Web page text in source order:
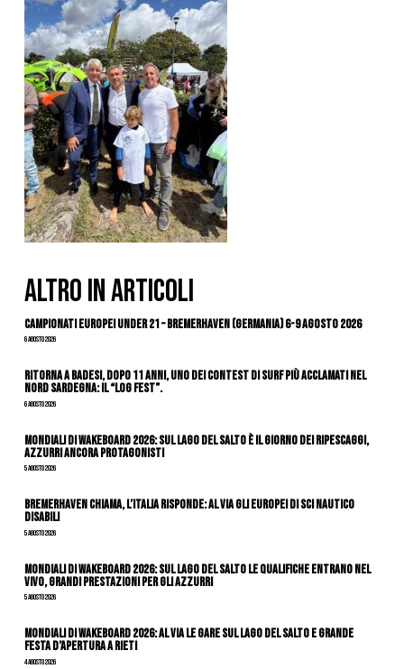
ALTRO IN ARTICOLI
Campionati Europei Under 21 – Bremerhaven (Germania) 6-9 agosto 2026
6 Agosto 2026
Ritorna a Badesi, dopo 11 anni, uno dei contest di surf più acclamati nel
nord Sardegna: il “Log Fest”.
6 Agosto 2026
Mondiali di Wakeboard 2026: sul Lago del Salto è il giorno dei ripescaggi,
azzurri ancora protagonisti
5 Agosto 2026
Bremerhaven chiama, l’Italia risponde: al via gli Europei di Sci Nautico
Disabili
5 Agosto 2026
Mondiali di Wakeboard 2026: sul Lago del Salto le qualifiche entrano nel
vivo, grandi prestazioni per gli azzurri
5 Agosto 2026
Mondiali di Wakeboard 2026: al via le gare sul Lago del Salto e grande
festa d’apertura a Rieti
4 Agosto 2026